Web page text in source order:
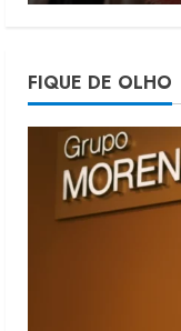
5
FIQUE DE OLHO